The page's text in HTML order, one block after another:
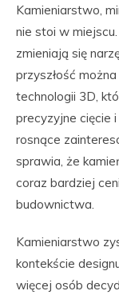
Kamieniarstwo,
nie stoi w
zmieniają się
przyszłość
technologii 3D,
precyzyjne cięcie
rosnące
sprawia, że
coraz bardziej
budownictwa.
Kamieniarstwo
kontekście
więcej osób